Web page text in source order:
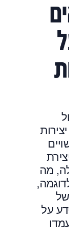
מה
על